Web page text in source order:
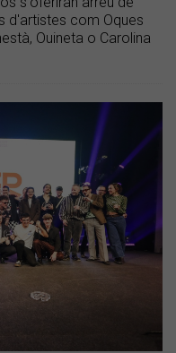
d'artistes com Oques
Ouineta o Carolina